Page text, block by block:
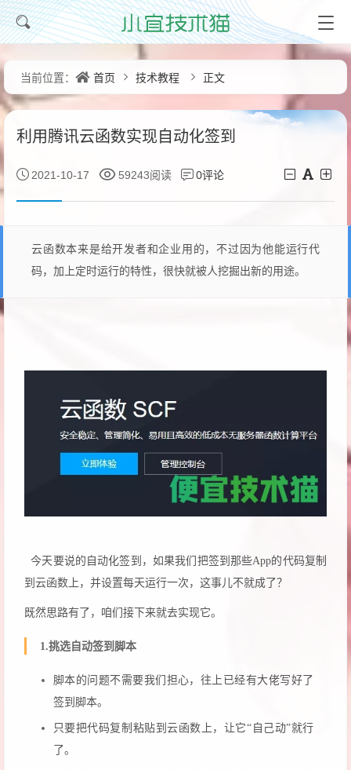
当前位置： 首页 技术教程 正文
利用腾讯云函数实现自动化签到
2021-10-17 59243阅读 0评论
云函数本来是给开发者和企业用的，不过因为他能运行代
码，加上定时运行的特性，很快就被人挖掘出新的用途。
今天要说的自动化签到，如果我们把签到那些App的代码复制
到云函数上，并设置每天运行一次，这事儿不就成了？
既然思路有了，咱们接下来就去实现它。
1.挑选自动签到脚本
脚本的问题不需要我们担心，往上已经有大佬写好了
签到脚本。
只要把代码复制粘贴到云函数上，让它“自己动”就行
了。